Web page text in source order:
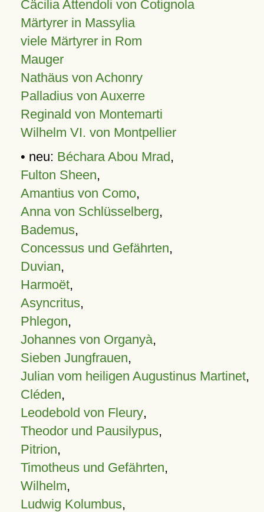
Cäcilia Attendoli von Cotignola
Märtyrer in Massylia
viele Märtyrer in Rom
Mauger
Nathäus von Achonry
Palladius von Auxerre
Reginald von Montemarti
Wilhelm VI. von Montpellier
• neu: Béchara Abou Mrad,
Fulton Sheen,
Amantius von Como,
Anna von Schlüsselberg,
Bademus,
Concessus und Gefährten,
Duvian,
Harmoët,
Asyncritus,
Phlegon,
Johannes von Organyà,
Sieben Jungfrauen,
Julian vom heiligen Augustinus Martinet,
Cléden,
Leodebold von Fleury,
Theodor und Pausilypus,
Pitrion,
Timotheus und Gefährten,
Wilhelm,
Ludwig Kolumbus,